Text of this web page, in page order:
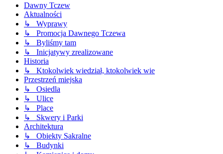
Dawny Tczew
Aktualności
↳ Wyprawy
↳ Promocja Dawnego Tczewa
↳ Byliśmy tam
↳ Inicjatywy zrealizowane
Historia
↳ Ktokolwiek wiedział, ktokolwiek wie
Przestrzeń miejska
↳ Osiedla
↳ Ulice
↳ Place
↳ Skwery i Parki
Architektura
↳ Obiekty Sakralne
↳ Budynki